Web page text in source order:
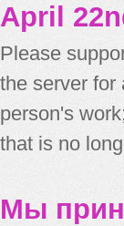
April
Please
the server for
person's
that is no
Мы